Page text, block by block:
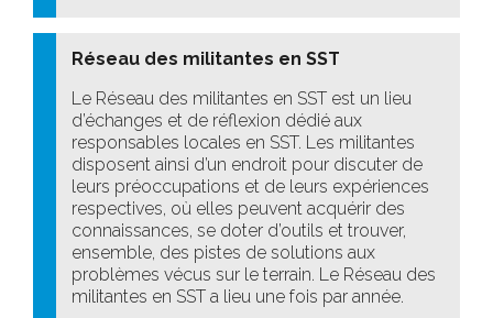
Réseau des militantes en SST
Le Réseau des militantes en SST est un lieu
d’échanges et de réflexion dédié aux
responsables locales en SST. Les militantes
disposent ainsi d’un endroit pour discuter de
leurs préoccupations et de leurs expériences
respectives, où elles peuvent acquérir des
connaissances, se doter d’outils et trouver,
ensemble, des pistes de solutions aux
problèmes vécus sur le terrain. Le Réseau des
militantes en SST a lieu une fois par année.